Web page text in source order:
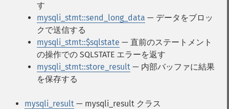
す
mysqli_stmt::send_long_data — データをブロッ
クで送信する
mysqli_stmt::$sqlstate — 直前のステートメント
の操作での SQLSTATE エラーを返す
mysqli_stmt::store_result — 内部バッファに結果
を保存する
mysqli_result — mysqli_result クラス